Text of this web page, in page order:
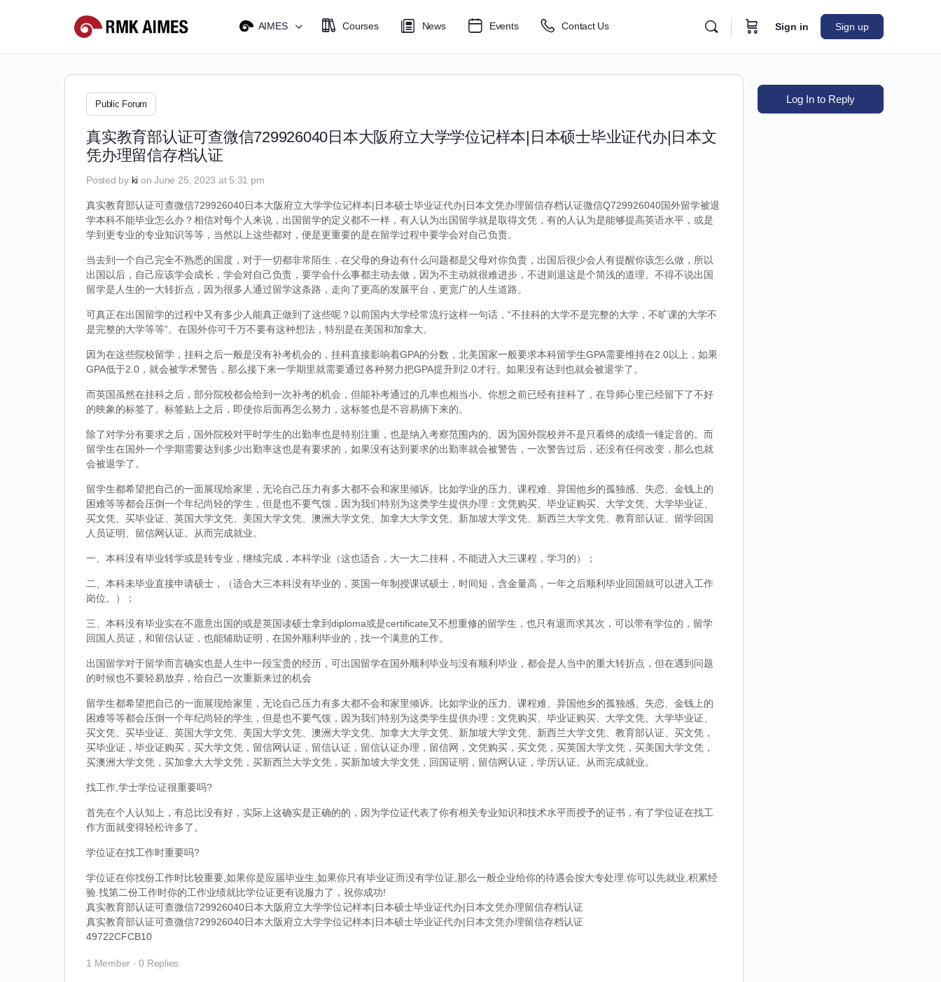
AIMES Courses News Events Contact Us Sign in Sign up
Public Forum
真实教育部认证可查微信729926040日本大阪府立大学学位记样本|日本硕士毕业证代办|日本文
凭办理留信存档认证
Posted by ki on June 25, 2023 at 5:31 pm
真实教育部认证可查微信729926040日本大阪府立大学学位记样本|日本硕士毕业证代办|日本文凭办理留信存档认证微信Q729926040国外留学被退
学本科不能毕业怎么办？相信对每个人来说，出国留学的定义都不一样，有人认为出国留学就是取得文凭，有的人认为是能够提高英语水平，或是
学到更专业的专业知识等等，当然以上这些都对，便是更重要的是在留学过程中要学会对自己负责。
当去到一个自己完全不熟悉的国度，对于一切都非常陌生，在父母的身边有什么问题都是父母对你负责，出国后很少会人有提醒你该怎么做，所以
出国以后，自己应该学会成长，学会对自己负责，要学会什么事都主动去做，因为不主动就很难进步，不进则退这是个简浅的道理。不得不说出国
留学是人生的一大转折点，因为很多人通过留学这条路，走向了更高的发展平台，更宽广的人生道路。
可真正在出国留学的过程中又有多少人能真正做到了这些呢？以前国内大学经常流行这样一句话，“不挂科的大学不是完整的大学，不旷课的大学不
是完整的大学等等”。在国外你可千万不要有这种想法，特别是在美国和加拿大。
因为在这些院校留学，挂科之后一般是没有补考机会的，挂科直接影响着GPA的分数，北美国家一般要求本科留学生GPA需要维持在2.0以上，如果
GPA低于2.0，就会被学术警告，那么接下来一学期里就需要通过各种努力把GPA提升到2.0才行。如果没有达到也就会被退学了。
而英国虽然在挂科之后，部分院校都会给到一次补考的机会，但能补考通过的几率也相当小。你想之前已经有挂科了，在导师心里已经留下了不好
的映象的标签了。标签贴上之后，即使你后面再怎么努力，这标签也是不容易摘下来的。
除了对学分有要求之后，国外院校对平时学生的出勤率也是特别注重，也是纳入考察范围内的。因为国外院校并不是只看终的成绩一锤定音的。而
留学生在国外一个学期需要达到多少出勤率这也是有要求的，如果没有达到要求的出勤率就会被警告，一次警告过后，还没有任何改变，那么也就
会被退学了。
留学生都希望把自己的一面展现给家里，无论自己压力有多大都不会和家里倾诉。比如学业的压力、课程难、异国他乡的孤独感、失恋、金钱上的
困难等等都会压倒一个年纪尚轻的学生，但是也不要气馁，因为我们特别为这类学生提供办理：文凭购买、毕业证购买、大学文凭、大学毕业证、
买文凭、买毕业证、英国大学文凭、美国大学文凭、澳洲大学文凭、加拿大大学文凭、新加坡大学文凭、新西兰大学文凭、教育部认证、留学回国
人员证明、留信网认证。从而完成就业。
一、本科没有毕业转学或是转专业，继续完成，本科学业（这也适合，大一大二挂科，不能进入大三课程，学习的）；
二、本科未毕业直接申请硕士，（适合大三本科没有毕业的，英国一年制授课试硕士，时间短，含金量高，一年之后顺利毕业回国就可以进入工作
岗位。）；
三、本科没有毕业实在不愿意出国的或是英国读硕士拿到diploma或是certificate又不想重修的留学生，也只有退而求其次，可以带有学位的，留学
回国人员证，和留信认证，也能辅助证明，在国外顺利毕业的，找一个满意的工作。
出国留学对于留学而言确实也是人生中一段宝贵的经历，可出国留学在国外顺利毕业与没有顺利毕业，都会是人当中的重大转折点，但在遇到问题
的时候也不要轻易放弃，给自己一次重新来过的机会
留学生都希望把自己的一面展现给家里，无论自己压力有多大都不会和家里倾诉。比如学业的压力、课程难、异国他乡的孤独感、失恋、金钱上的
困难等等都会压倒一个年纪尚轻的学生，但是也不要气馁，因为我们特别为这类学生提供办理：文凭购买、毕业证购买、大学文凭、大学毕业证、
买文凭、买毕业证、英国大学文凭、美国大学文凭、澳洲大学文凭、加拿大大学文凭、新加坡大学文凭、新西兰大学文凭、教育部认证、买文凭，
买毕业证，毕业证购买，买大学文凭，留信网认证，留信认证，留信认证办理，留信网，文凭购买，买文凭，买英国大学文凭，买美国大学文凭，
买澳洲大学文凭，买加拿大大学文凭，买新西兰大学文凭，买新加坡大学文凭，回国证明，留信网认证，学历认证。从而完成就业。
找工作,学士学位证很重要吗?
首先在个人认知上，有总比没有好，实际上这确实是正确的的，因为学位证代表了你有相关专业知识和技术水平而授予的证书，有了学位证在找工
作方面就变得轻松许多了。
学位证在找工作时重要吗?
学位证在你找份工作时比较重要,如果你是应届毕业生,如果你只有毕业证而没有学位证,那么一般企业给你的待遇会按大专处理.你可以先就业,积累经
验.找第二份工作时你的工作业绩就比学位证更有说服力了，祝你成功!
真实教育部认证可查微信729926040日本大阪府立大学学位记样本|日本硕士毕业证代办|日本文凭办理留信存档认证
真实教育部认证可查微信729926040日本大阪府立大学学位记样本|日本硕士毕业证代办|日本文凭办理留信存档认证
49722CFCB10
1 Member · 0 Replies
Log In to Reply